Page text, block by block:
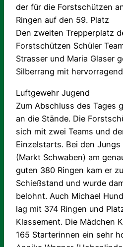
der für die Forstschützen
Ringen auf den 59. Platz
Den zweiten Trepperplatz
Forstschützen Schüler
Strasser und Maria Glaser
Silberrang mit
Luftgewehr Jugend
Zum Abschluss des Tages
an die Stände. Die
sich mit zwei Teams und
Einzelstarts. Bei den
(Markt Schwaben) am
guten 380 Ringen kam er
Schießstand und wurde
belohnt. Auch Michael
lag mit 374 Ringen und
Klassement. Die Mädchen
165 Starterinnen ein sehr